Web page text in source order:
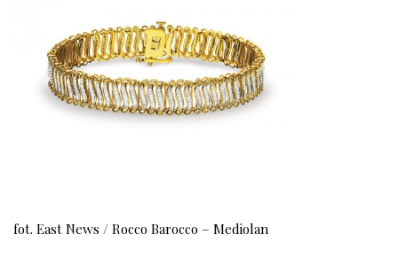
fot. East News / Rocco Barocco – Mediolan